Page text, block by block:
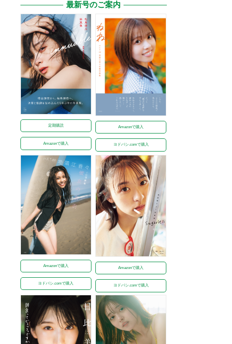
最新号のご案内
定期購読
Amazonで購入
Amazonで購入
ヨドバシ.comで購入
Amazonで購入
ヨドバシ.comで購入
Amazonで購入
ヨドバシ.comで購入